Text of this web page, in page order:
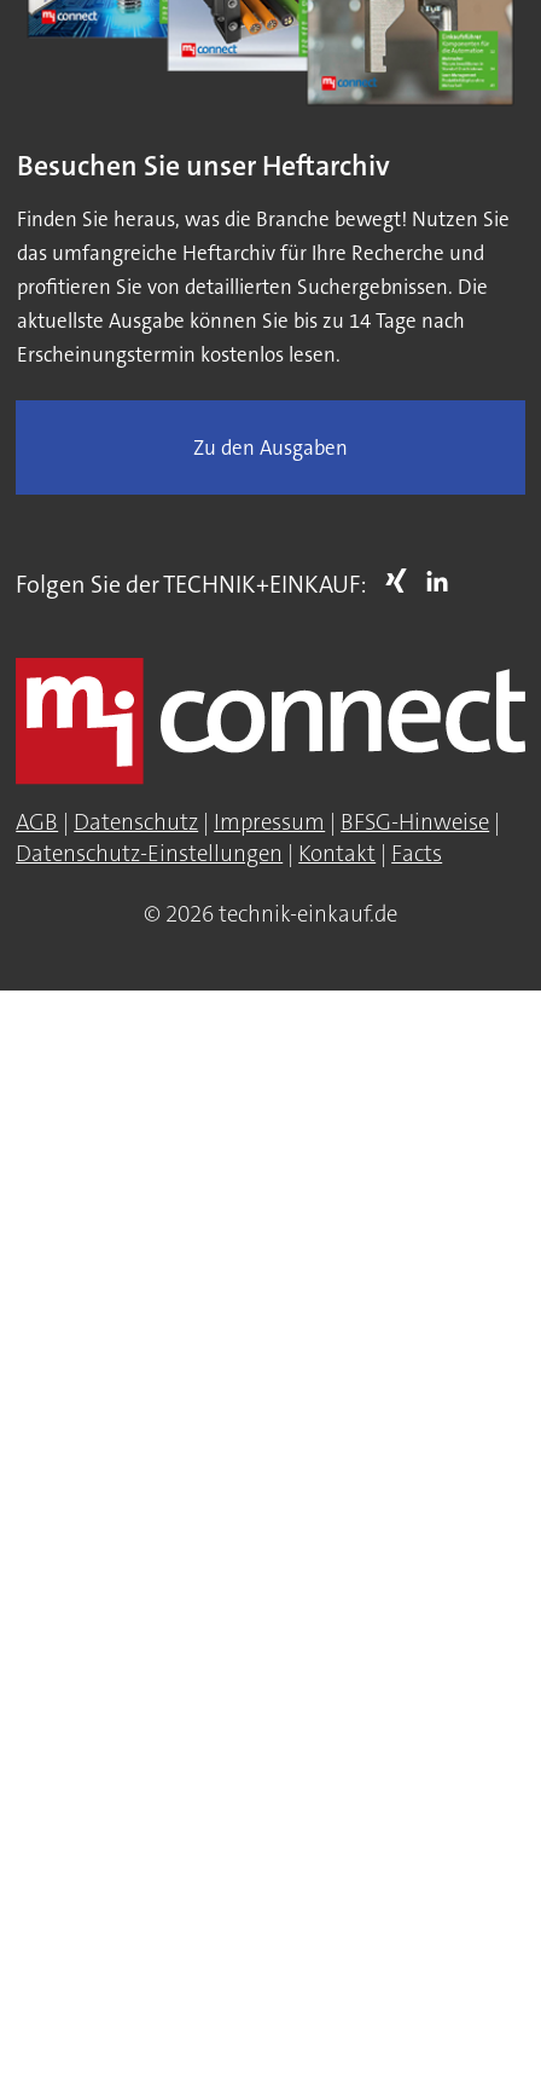
Besuchen Sie unser Heftarchiv
Finden Sie heraus, was die Branche bewegt! Nutzen Sie
das umfangreiche Heftarchiv für Ihre Recherche und
profitieren Sie von detaillierten Suchergebnissen. Die
aktuellste Ausgabe können Sie bis zu 14 Tage nach
Erscheinungstermin kostenlos lesen.
Zu den Ausgaben
Folgen Sie der TECHNIK+EINKAUF:
AGB | Datenschutz | Impressum | BFSG-Hinweise |
Datenschutz-Einstellungen | Kontakt | Facts
© 2026 technik-einkauf.de